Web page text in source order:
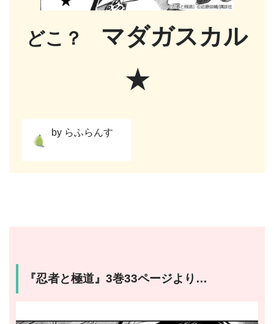
どこ？ マダガスカル
★
by らふらんす
『忍者と極道』3巻33ページより…